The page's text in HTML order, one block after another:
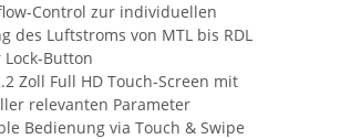
Control zur individuellen
des Luftstroms von MTL bis RDL
Button
Zoll Full HD Touch-Screen mit
relevanten Parameter
Bedienung via Touch & Swipe